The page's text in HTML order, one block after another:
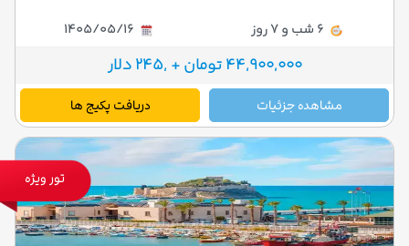
44,900,000 تومان + ,245 دلار
مشاهده جزئیات دریافت پکیج ها
تور ویژه